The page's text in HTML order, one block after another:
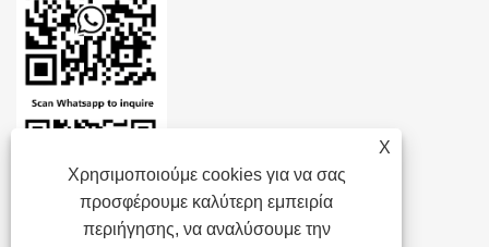
X
Χρησιμοποιούμε cookies για να σας
προσφέρουμε καλύτερη εμπειρία
περιήγησης, να αναλύσουμε την